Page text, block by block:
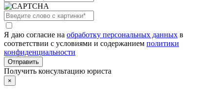
Я даю согласие на обработку персональных данных в
соответствии с условиями и содержанием политики
конфиденциальности
Получить консультацию юриста
×